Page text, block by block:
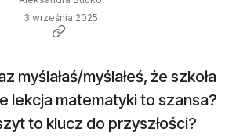
3 września 2025
myślałaś/myślałeś, że szkoła
lekcja matematyki to szansa?
to klucz do przyszłości?